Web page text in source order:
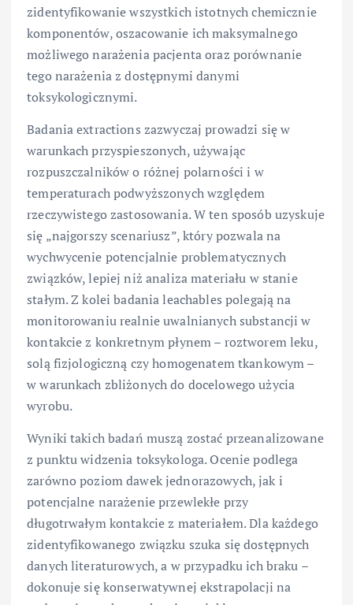
zidentyfikowanie wszystkich istotnych chemicznie
komponentów, oszacowanie ich maksymalnego
możliwego narażenia pacjenta oraz porównanie
tego narażenia z dostępnymi danymi
toksykologicznymi.
Badania extractions zazwyczaj prowadzi się w
warunkach przyspieszonych, używając
rozpuszczalników o różnej polarności i w
temperaturach podwyższonych względem
rzeczywistego zastosowania. W ten sposób uzyskuje
się „najgorszy scenariusz”, który pozwala na
wychwycenie potencjalnie problematycznych
związków, lepiej niż analiza materiału w stanie
stałym. Z kolei badania leachables polegają na
monitorowaniu realnie uwalnianych substancji w
kontakcie z konkretnym płynem – roztworem leku,
solą fizjologiczną czy homogenatem tkankowym –
w warunkach zbliżonych do docelowego użycia
wyrobu.
Wyniki takich badań muszą zostać przeanalizowane
z punktu widzenia toksykologa. Ocenie podlega
zarówno poziom dawek jednorazowych, jak i
potencjalne narażenie przewlekłe przy
długotrwałym kontakcie z materiałem. Dla każdego
zidentyfikowanego związku szuka się dostępnych
danych literaturowych, a w przypadku ich braku –
dokonuje się konserwatywnej ekstrapolacji na